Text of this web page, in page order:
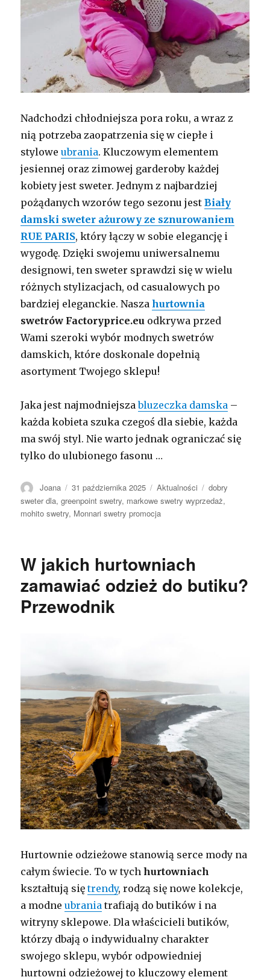
Nadchodzi chłodniejsza pora roku, a wraz z
nią potrzeba zaopatrzenia się w ciepłe i
styloweubrania. Kluczowym elementem
jesiennej oraz zimowej garderoby każdej
kobiety jest sweter. Jednym z najbardziej
pożądanych wzorów tego sezonu jestBiały
damski sweter ażurowy ze sznurowaniem
RUE PARIS, który łączy w sobie elegancję i
wygodę. Dzięki swojemu uniwersalnemu
designowi, ten sweter sprawdzi się w wielu
różnych stylizacjach, od casualowych po
bardziej eleganckie. Naszahurtownia
swetrów Factoryprice.eu odkrywa przed
Wami szeroki wybór modnych swetrów
damskich, które doskonale dopełnią
asortyment Twojego sklepu!
Jaka jest najmodniejszabluzeczka damska –
każda kobieta szuka czegoś dla siebie, każda
ma swój styl. Nie warto jednak ograniczać się
tylko do ulubionego fasonu …
Autor
Joana Opublikowano
31 października 2025 Kategorie
Aktualności Tagi
dobry
sweter dla,greenpoint swetry, markowe swetry wyprzedaż,
mohito swetry, Monnari swetry promocja
W jakich hurtowniach
zamawiać odzież do butiku?
Przewodnik
Hurtownie odzieżowe stanowią serce mody na
całym świecie. To w tychhurtowniach
kształtują siętrendy, rodzą się nowe kolekcje,
a modneubrania trafiają do butików i na
witryny sklepowe. Dla właścicieli butików,
którzy dbają o indywidualny charakter
swojego sklepu, wybór odpowiedniej
hurtowni odzieżowej to kluczowy element